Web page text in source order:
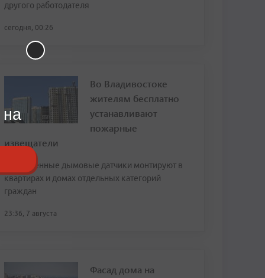
другого работодателя
сегодня, 00:26
Во Владивостоке
жителям бесплатно
устанавливают
пожарные
извещатели
Современные дымовые датчики монтируют в
квартирах и домах отдельных категорий
граждан
23:36, 7 августа
Фасад дома на